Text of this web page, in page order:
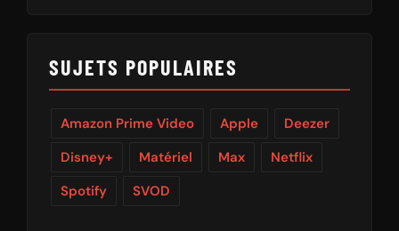
SUJETS POPULAIRES
Amazon Prime Video Apple
Deezer
Disney+
Matériel Max
Netflix
Spotify
SVOD